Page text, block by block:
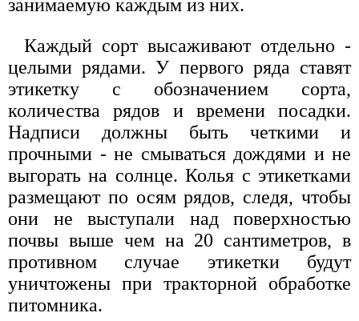
занимаемую каждым из них.
Каждый сорт высаживают отдельно -
целыми рядами. У первого ряда ставят
этикетку с обозначением сорта,
количества рядов и времени посадки.
Надписи должны быть четкими и
прочными - не смываться дождями и не
выгорать на солнце. Колья с этикетками
размещают по осям рядов, следя, чтобы
они не выступали над поверхностью
почвы выше чем на 20 сантиметров, в
противном случае этикетки будут
уничтожены при тракторной обработке
питомника.